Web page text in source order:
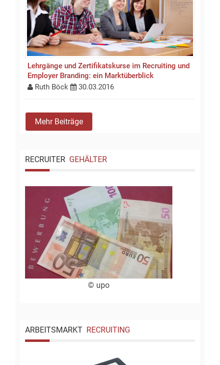
Lehrgänge und Zertifikatskurse im Recruiting und
Employer Branding: ein Marktüberblick
Ruth Böck
30.03.2016
Mehr Beiträge
RECRUITER GEHÄLTER
© upo
ARBEITSMARKT RECRUITING